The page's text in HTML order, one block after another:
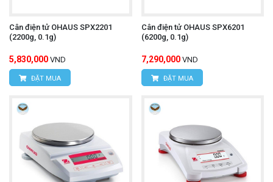
Cân điện tử OHAUS SPX2201
(2200g, 0.1g)
5,830,000 VND
ĐẶT MUA
Cân điện tử OHAUS SPX6201
(6200g, 0.1g)
7,290,000 VND
ĐẶT MUA